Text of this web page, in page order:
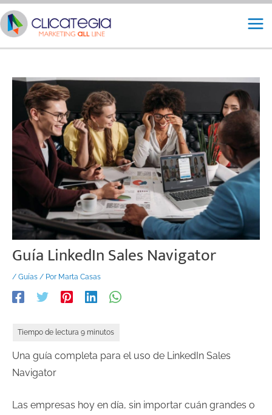
Ir
al
Guía LinkedIn Sales Navigator
/ Guías / Por Marta Casas
Una guía completa para el uso de LinkedIn Sales
Navigator
Las empresas hoy en día, sin importar cuán grandes o